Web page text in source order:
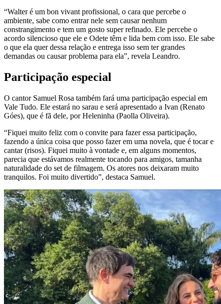
“Walter é um bon vivant profissional, o cara que percebe o
ambiente, sabe como entrar nele sem causar nenhum
constrangimento e tem um gosto super refinado. Ele percebe o
acordo silencioso que ele e Odete têm e lida bem com isso. Ele sabe
o que ela quer dessa relação e entrega isso sem ter grandes
demandas ou causar problema para ela”, revela Leandro.
Participação especial
O cantor Samuel Rosa também fará uma participação especial em
Vale Tudo. Ele estará no sarau e será apresentado a Ivan (Renato
Góes), que é fã dele, por Heleninha (Paolla Oliveira).
“Fiquei muito feliz com o convite para fazer essa participação,
fazendo a única coisa que posso fazer em uma novela, que é tocar e
cantar (risos). Fiquei muito à vontade e, em alguns momentos,
parecia que estávamos realmente tocando para amigos, tamanha
naturalidade do set de filmagem. Os atores nos deixaram muito
tranquilos. Foi muito divertido”, destaca Samuel.